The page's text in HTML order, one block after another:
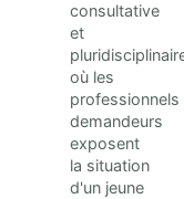
consultative
et
où les
professionnels
demandeurs
exposent
la situation
d'un jeune